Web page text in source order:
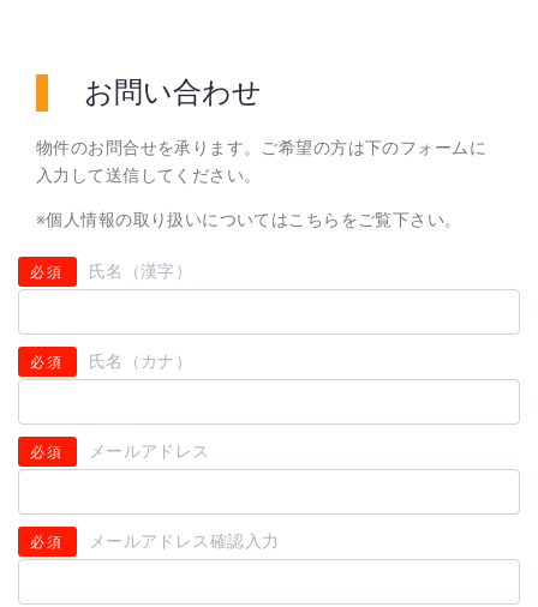
お問い合わせ
物件のお問合せを承ります。ご希望の方は下のフォームに
入力して送信してください。
※個人情報の取り扱いについてはこちら をご覧下さい。
必須 氏名（漢字）
必須 氏名（カナ）
必須 メールアドレス
必須 メールアドレス確認入力